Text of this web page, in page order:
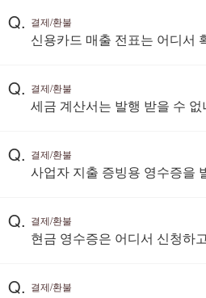
Q. 결제/환불
신용카드 매출 전표는 어디서
Q. 결제/환불
세금 계산서는 발행 받을 수 없
Q. 결제/환불
사업자 지출 증빙용 영수증을
Q. 결제/환불
현금 영수증은 어디서 신청하
Q. 결제/환불